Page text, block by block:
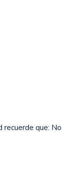
recuerde que: No